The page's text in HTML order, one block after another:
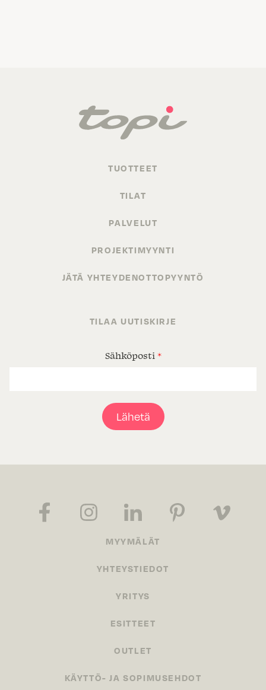
TUOTTEET
TILAT
PALVELUT
PROJEKTIMYYNTI
JÄTÄ YHTEYDENOTTOPYYNTÖ
TILAA UUTISKIRJE
Sähköposti *
Lähetä
MYYMÄLÄT
YHTEYSTIEDOT
YRITYS
ESITTEET
OUTLET
KÄYTTÖ- JA SOPIMUSEHDOT